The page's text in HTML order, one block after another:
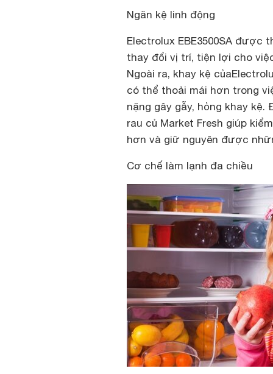
Ngăn kệ linh động
Electrolux EBE3500SA được
thay đổi vị trí, tiện lợi cho
Ngoài ra, khay kệ
có thể thoải mái hơn trong
nặng gây gẫy, hỏng khay kệ.
rau củ Market Fresh giúp
hơn và giữ nguyên được
Cơ chế làm lạnh đa chiều